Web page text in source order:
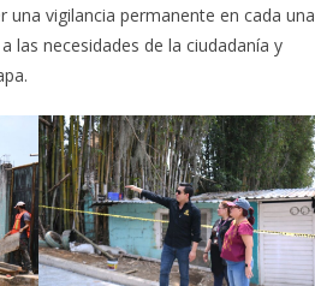
vigilancia permanente en cada una
las necesidades de la ciudadanía y